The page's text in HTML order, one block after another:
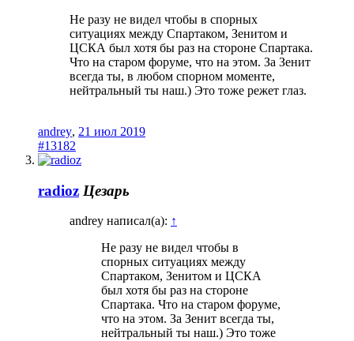
Не разу не видел чтобы в спорных
ситуациях между Спартаком, Зенитом и
ЦСКА был хотя бы раз на стороне Спартака.
Что на старом форуме, что на этом. За Зенит
всегда ты, в любом спорном моменте,
нейтральный ты наш.) Это тоже режет глаз.
andrey, 21 июл 2019
#13182
radioz Цезарь
andrey написал(а): ↑
Не разу не видел чтобы в
спорных ситуациях между
Спартаком, Зенитом и ЦСКА
был хотя бы раз на стороне
Спартака. Что на старом форуме,
что на этом. За Зенит всегда ты,
нейтральный ты наш.) Это тоже